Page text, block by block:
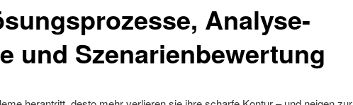
Analyse-
und Szenarienbewertung